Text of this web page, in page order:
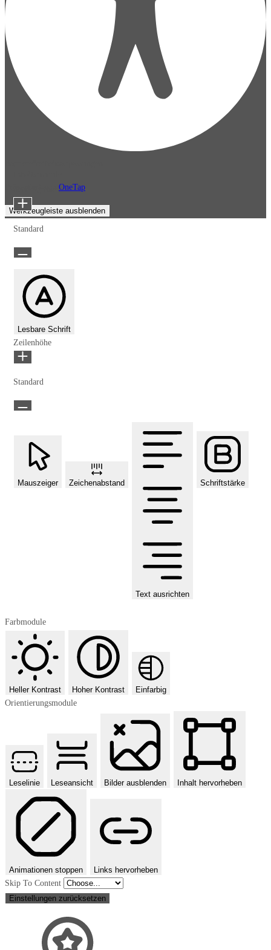
OneTap
Werkzeugleiste ausblenden
Standard
Lesbare Schrift
Zeilenhöhe
Standard
Mauszeiger Zeichenabstand
Text ausrichten
Schriftstärke
Farbmodule
Heller Kontrast Hoher Kontrast
Einfarbig
Orientierungsmodule
Leselinie Leseansicht Bilder ausblenden Inhalt hervorheben
Animationen stoppen
Links hervorheben
Skip To Content
Einstellungen zurücksetzen